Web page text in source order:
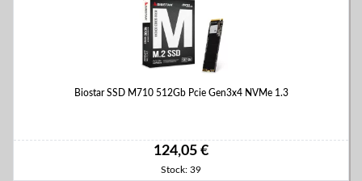
Biostar SSD M710 512Gb Pcie Gen3x4 NVMe 1.3
124,05 €
Stock: 39